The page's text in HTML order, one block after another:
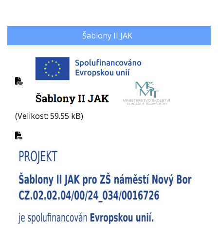
Šablony II JAK
(Velikost: 59.55 kB)